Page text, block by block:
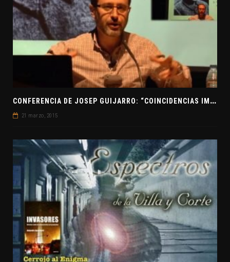
C
ONFERENCIA DE JOSEP GUIJARRO: “COINCIDENCIAS IMPOSIBLES”
21 marzo, 2015